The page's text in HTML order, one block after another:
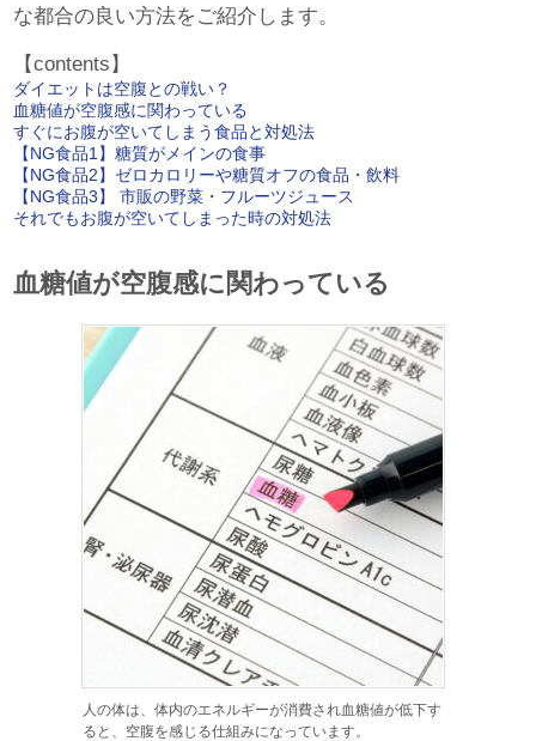
な都合の良い方法をご紹介します。
【contents】
ダイエットは空腹との戦い？
血糖値が空腹感に関わっている
すぐにお腹が空いてしまう食品と対処法
【NG食品1】糖質がメインの食事
【NG食品2】ゼロカロリーや糖質オフの食品・飲料
【NG食品3】 市販の野菜・フルーツジュース
それでもお腹が空いてしまった時の対処法
血糖値が空腹感に関わっている
人の体は、体内のエネルギーが消費され血糖値が低下す
ると、空腹を感じる仕組みになっています。